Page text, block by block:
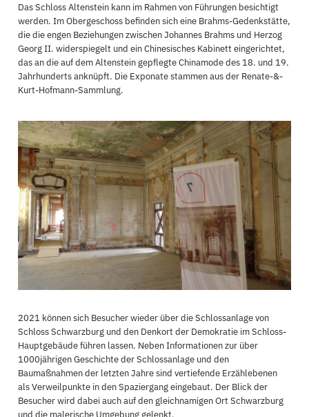
Das Schloss Altenstein kann im Rahmen von Führungen besichtigt
werden. Im Obergeschoss befinden sich eine Brahms-Gedenkstätte,
die die engen Beziehungen zwischen Johannes Brahms und Herzog
Georg II. widerspiegelt und ein Chinesisches Kabinett eingerichtet,
das an die auf dem Altenstein gepflegte Chinamode des 18. und 19.
Jahrhunderts anknüpft. Die Exponate stammen aus der Renate-&-
Kurt-Hofmann-Sammlung.
2021 können sich Besucher wieder über die Schlossanlage von
Schloss Schwarzburg und den Denkort der Demokratie im Schloss-
Hauptgebäude führen lassen. Neben Informationen zur über
1000jährigen Geschichte der Schlossanlage und den
Baumaßnahmen der letzten Jahre sind vertiefende Erzählebenen
als Verweilpunkte in den Spaziergang eingebaut. Der Blick der
Besucher wird dabei auch auf den gleichnamigen Ort Schwarzburg
und die malerische Umgebung gelenkt.